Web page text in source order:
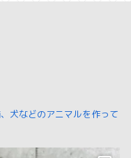
犬などのアニマルを作って